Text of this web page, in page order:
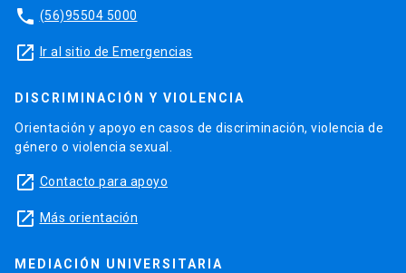
phone (56)95504 5000
launch Ir al sitio de Emergencias
DISCRIMINACIÓN Y VIOLENCIA
Orientación y apoyo en casos de discriminación, violencia de
género o violencia sexual.
launch Contacto para apoyo
launch Más orientación
MEDIACIÓN UNIVERSITARIA